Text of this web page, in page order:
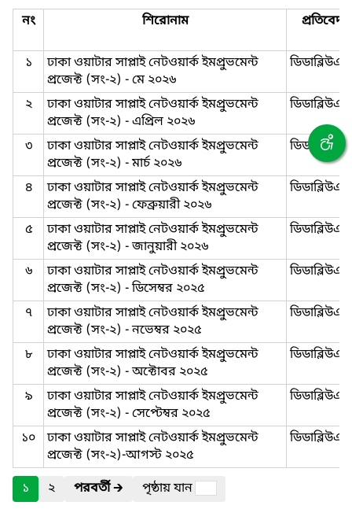
নং শিরোনাম
১
ঢাকা ওয়াটার সাপ্লাই নেটওয়ার্ক ইমপ্রুভমেন্ট
প্রজেক্ট (সং-২) - মে ২০২৬
২
ঢাকা ওয়াটার সাপ্লাই নেটওয়ার্ক ইমপ্রুভমেন্ট
প্রজেক্ট (সং-২) - এপ্রিল ২০২৬
৩
ঢাকা ওয়াটার সাপ্লাই নেটওয়ার্ক ইমপ্রুভমেন্ট
প্রজেক্ট (সং-২) - মার্চ ২০২৬
৪
ঢাকা ওয়াটার সাপ্লাই নেটওয়ার্ক ইমপ্রুভমেন্ট
প্রজেক্ট (সং-২) - ফেব্রুয়ারী ২০২৬
৫
ঢাকা ওয়াটার সাপ্লাই নেটওয়ার্ক ইমপ্রুভমেন্ট
প্রজেক্ট (সং-২) - জানুয়ারী ২০২৬
৬
ঢাকা ওয়াটার সাপ্লাই নেটওয়ার্ক ইমপ্রুভমেন্ট
প্রজেক্ট (সং-২) - ডিসেম্বর ২০২৫
৭
ঢাকা ওয়াটার সাপ্লাই নেটওয়ার্ক ইমপ্রুভমেন্ট
প্রজেক্ট (সং-২) - নভেম্বর ২০২৫
৮
ঢাকা ওয়াটার সাপ্লাই নেটওয়ার্ক ইমপ্রুভমেন্ট
প্রজেক্ট (সং-২) - অক্টোবর ২০২৫
৯
ঢাকা ওয়াটার সাপ্লাই নেটওয়ার্ক ইমপ্রুভমেন্ট
প্রজেক্ট (সং-২) - সেপ্টেম্বর ২০২৫
১০
ঢাকা ওয়াটার সাপ্লাই নেটওয়ার্ক ইমপ্রুভমেন্ট
প্রজেক্ট (সং-২)-আগস্ট ২০২৫
১ ২ পরবর্তী🡲
পৃষ্ঠায় যান